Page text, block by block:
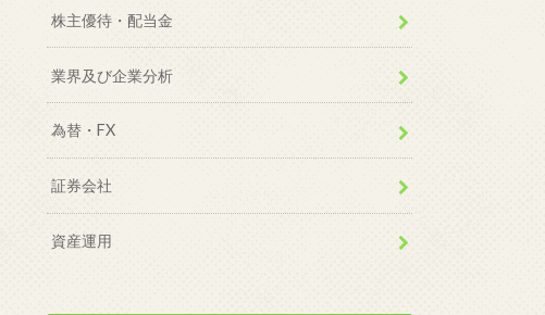
株主優待・配当金
業界及び企業分析
為替・FX
証券会社
資産運用